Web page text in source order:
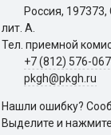
Россия,
лит. A.
Тел. приемной
+7 (812) 576-
pkgh@pkgh.ru
Нашли ошибку?
Выделите и